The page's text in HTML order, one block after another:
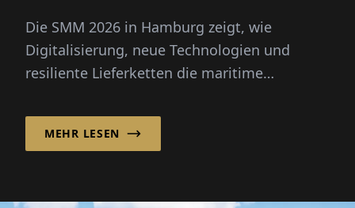
Weichen neu
Die SMM 2026 in Hamburg zeigt, wie
Digitalisierung, neue Technologien und
resiliente Lieferketten die maritime
MEHR LESEN